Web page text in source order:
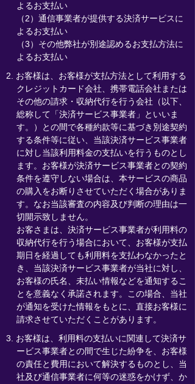
よるお支払い
（2）通信事業者が提供する決済サービスに
よるお支払い
（3）その他弊社が別途認めるお支払方法に
よるお支払い
2. お客様は、お客様が支払方法として利用する
クレジットカード会社、携帯電話会社または
その他の請求・収納代行を行う会社（以下、
総称して「決済サービス事業者」といいま
す。）との間で各種約款等に基づき別途契約
する条件等に従い、当該決済サービス事業者
に対し当該利用料金の支払いを行うものとし
ます。お客様が決済サービス事業者との契約
条件を遵守しない場合は、本サービスの商品
の購入をお断りさせていただく場合がありま
す。なお当該審査の内容及び判断の理由は一
切開示致しません。
お客さまは、決済サービス事業者が利用料の
収納代行を行う場合において、お客様が支払
期日を経過しても利用料を支払わなかったと
き、当該決済サービス事業者が当社に対し、
お客様の氏名、未払い情報などを通知するこ
とを意義なく承諾されます。この場合、当社
が通知を受けた情報をもとに、直接お客様に
請求させていただくことがあります。
3. お客様は、利用料の支払いに関連して決済サ
ービス事業者との間で生じた紛争を、お客様
の責任と費用において解決するものとし、当
社及び通信事業者に何等の迷惑をかけず、か